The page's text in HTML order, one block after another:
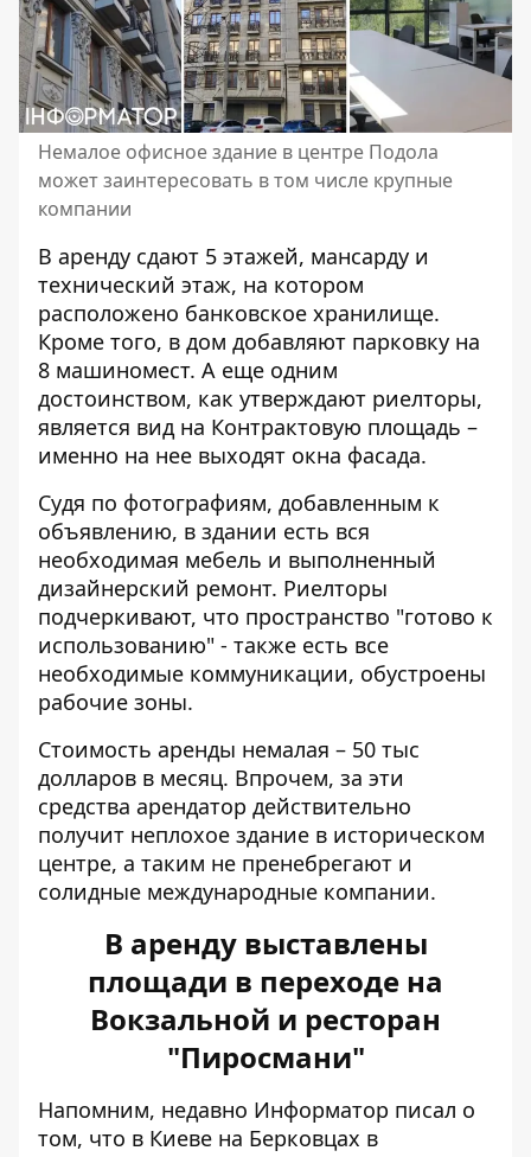
Немалое офисное здание в центре Подола
может заинтересовать в том числе крупные
компании
В аренду сдают 5 этажей, мансарду и
технический этаж, на котором
расположено банковское хранилище.
Кроме того, в дом добавляют парковку на
8 машиномест. А еще одним
достоинством, как утверждают риелторы,
является вид на Контрактовую площадь –
именно на нее выходят окна фасада.
Судя по фотографиям, добавленным к
объявлению, в здании есть вся
необходимая мебель и выполненный
дизайнерский ремонт. Риелторы
подчеркивают, что пространство "готово к
использованию" - также есть все
необходимые коммуникации, обустроены
рабочие зоны.
Стоимость аренды немалая – 50 тыс
долларов в месяц. Впрочем, за эти
средства арендатор действительно
получит неплохое здание в историческом
центре, а таким не пренебрегают и
солидные международные компании.
В аренду выставлены
площади в переходе на
Вокзальной и ресторан
"Пиросмани"
Напомним, недавно Информатор писал о
том, что в Киеве на Берковцах в